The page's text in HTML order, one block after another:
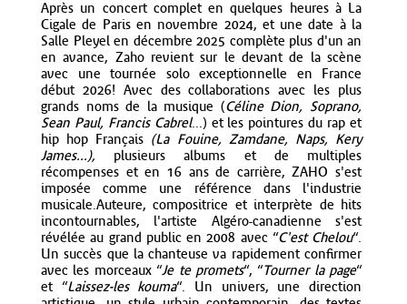
Après un concert complet en quelques heures à La
Cigale de Paris en novembre 2024, et une date à la
Salle Pleyel en décembre 2025 complète plus d'un an
en avance, Zaho revient sur le devant de la scène
avec une tournée solo exceptionnelle en France
début 2026! Avec des collaborations avec les plus
grands noms de la musique (Céline Dion, Soprano,
Sean Paul, Francis Cabrel...) et les pointures du rap et
hip hop Français (La Fouine, Zamdane, Naps, Kery
James...), plusieurs albums et de multiples
récompenses et en 16 ans de carrière, ZAHO s'est
imposée comme une référence dans l'industrie
musicale.Auteure, compositrice et interprète de hits
incontournables, l'artiste Algéro-canadienne s'est
révélée au grand public en 2008 avec “C'est Chelou“.
Un succès que la chanteuse va rapidement confirmer
avec les morceaux “Je te promets“, “Tourner la page“
et “Laissez-les kouma“. Un univers, une direction